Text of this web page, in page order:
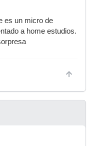
es un micro de
a home estudios.